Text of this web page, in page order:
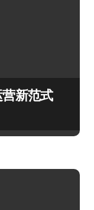
新范式